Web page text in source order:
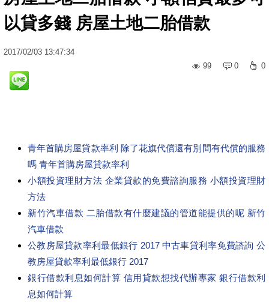
以貸多錢 房屋土地二胎借款
2017/02/03 13:47:34
99
0 0
青年首購房屋貸款率利 除了花旗代償還有別間有代償的服務
嗎 青年首購房屋貸款率利
小額投資理財方法 企業貸款的免費諮詢服務 小額投資理財
方法
新竹汽車借款 二胎借款有什麼建議的管道能提供的呢 新竹
汽車借款
公教房屋貸款率利最低銀行 2017 中古車貸利率免費諮詢 公
教房屋貸款率利最低銀行 2017
銀行借款利息如何計算 信用貸款想找代辦專家 銀行借款利
息如何計算